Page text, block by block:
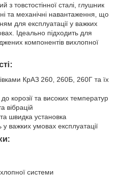
з товстостінної сталі, глушник
та механічні навантаження, що
для експлуатації у важких
Ідеально підходить для
компонентів вихлопної
КрАЗ 260, 260Б, 260Г та їх
корозії та високих температур
вібрацій
швидка установка
у важких умовах експлуатації
системи